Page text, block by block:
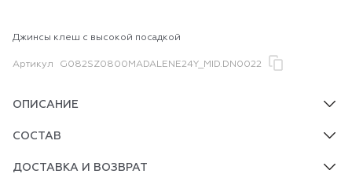
Джинсы клеш с высокой посадкой
Артикул G082SZ0800MADALENE24Y_MID.DN0022
ОПИСАНИЕ
СОСТАВ
ДОСТАВКА И ВОЗВРАТ